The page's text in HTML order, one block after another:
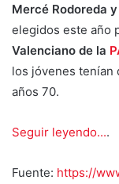
Mercé Rodoreda
elegidos este año
Valenciano de la
los jóvenes tenían
años 70.
Seguir leyendo....
Fuente: https://